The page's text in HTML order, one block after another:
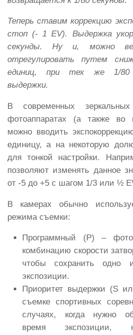
Теперь ставим коррекцию
стоп (- 1 EV). Выдержка
секунды. Ну и, можно
отрегулировать путем
единиц, при тех же 1/80
выдержки.
В современных
фотоаппаратах (а также во
можно вводить
единицу, а на некоторую
для тонкой настройки.
позволяют изменять данное
от -5 до +5 с шагом 1/3 или ½
В камерах обычно
режима съемки:
Программный (P) –
комбинацию скорости
чтобы сохранить одно
экспозиции.
Приоритет выдержки (S
съемке спортивных
случаях, когда нужно
время экспозиции,